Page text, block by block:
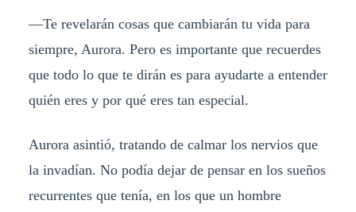
—Te revelarán cosas que cambiarán tu vida para
siempre, Aurora. Pero es importante que recuerdes
que todo lo que te dirán es para ayudarte a entender
quién eres y por qué eres tan especial.
Aurora asintió, tratando de calmar los nervios que
la invadían. No podía dejar de pensar en los sueños
recurrentes que tenía, en los que un hombre